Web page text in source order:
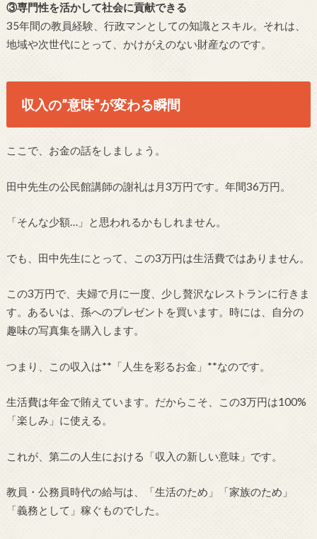
③専門性を活かして社会に貢献できる
35年間の教員経験、行政マンとしての知識とスキル。それは、
地域や次世代にとって、かけがえのない財産なのです。
収入の”意味”が変わる瞬間
ここで、お金の話をしましょう。
田中先生の公民館講師の謝礼は月3万円です。年間36万円。
「そんな少額…」と思われるかもしれません。
でも、田中先生にとって、この3万円は生活費ではありません。
この3万円で、夫婦で月に一度、少し贅沢なレストランに行きま
す。あるいは、孫へのプレゼントを買います。時には、自分の
趣味の写真集を購入します。
つまり、この収入は**「人生を彩るお金」**なのです。
生活費は年金で賄えています。だからこそ、この3万円は100%
「楽しみ」に使える。
これが、第二の人生における「収入の新しい意味」です。
教員・公務員時代の給与は、「生活のため」「家族のため」
「義務として」稼ぐものでした。